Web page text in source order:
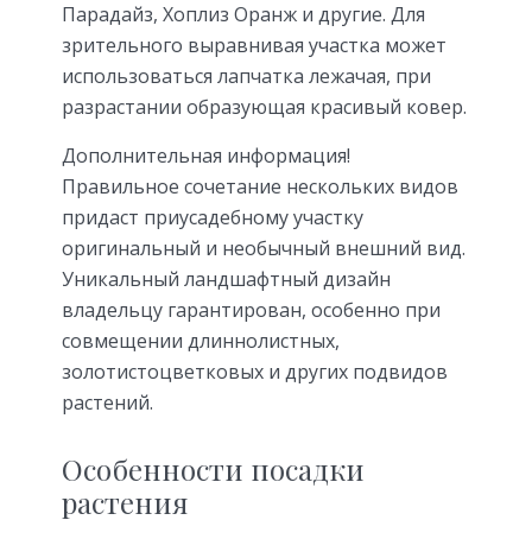
Парадайз, Хоплиз Оранж и другие. Для
зрительного выравнивая участка может
использоваться лапчатка лежачая, при
разрастании образующая красивый ковер.
Дополнительная информация!
Правильное сочетание нескольких видов
придаст приусадебному участку
оригинальный и необычный внешний вид.
Уникальный ландшафтный дизайн
владельцу гарантирован, особенно при
совмещении длиннолистных,
золотистоцветковых и других подвидов
растений.
Особенности посадки
растения